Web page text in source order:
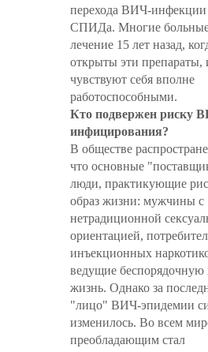
перехода ВИЧ-
СПИДа. Многие
лечение 15 лет назад,
открыты эти препараты,
чувствуют себя вполне
работоспособными.
Кто подвержен риску
инфицирования?
В обществе
что основные
люди, практикующие
образ жизни: мужчины с
нетрадиционной
ориентацией,
инъекционных
ведущие
жизнь. Однако за
"лицо" ВИЧ-эпидемии
изменилось. Во всем
преобладающим стал